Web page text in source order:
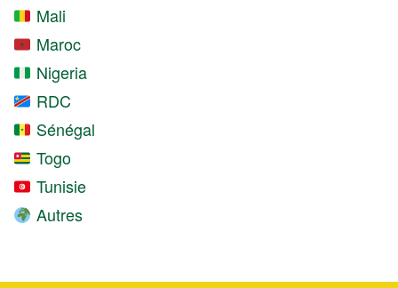
Mali
Maroc
Nigeria
RDC
Sénégal
Togo
Tunisie
Autres